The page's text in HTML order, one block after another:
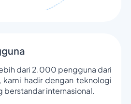
dari 2.000 pengguna dari
kami hadir dengan teknologi
berstandar internasional.